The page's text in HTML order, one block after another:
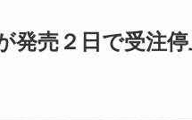
発売２日で受注